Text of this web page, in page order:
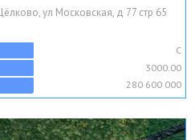
ул Московская, д 77 стр 65
C
3000.00
280 600 000